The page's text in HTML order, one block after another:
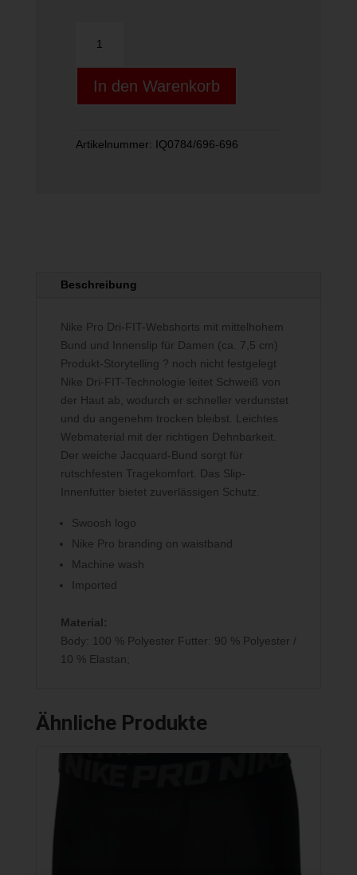
DF
3IN
WVN
In den Warenkorb
Artikelnummer: IQ0784/696-696
Beschreibung
Nike Pro Dri-FIT-Webshorts mit mittelhohem
Bund und Innenslip für Damen (ca. 7,5 cm)
Produkt-Storytelling ? noch nicht festgelegt
Nike Dri-FIT-Technologie leitet Schweiß von
der Haut ab, wodurch er schneller verdunstet
und du angenehm trocken bleibst. Leichtes
Webmaterial mit der richtigen Dehnbarkeit.
Der weiche Jacquard-Bund sorgt für
rutschfesten Tragekomfort. Das Slip-
Innenfutter bietet zuverlässigen Schutz.
Swoosh logo
Nike Pro branding on waistband
Machine wash
Imported
Material:
Body: 100 % Polyester Futter: 90 % Polyester /
10 % Elastan;
Ähnliche Produkte